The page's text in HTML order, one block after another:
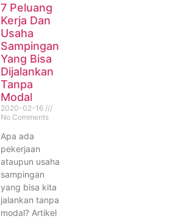
7 Peluang
Kerja Dan
Usaha
Sampingan
Yang Bisa
Dijalankan
Tanpa
Modal
2020-02-16
No Comments
Apa ada
pekerjaan
ataupun usaha
sampingan
yang bisa kita
jalankan tanpa
modal? Artikel